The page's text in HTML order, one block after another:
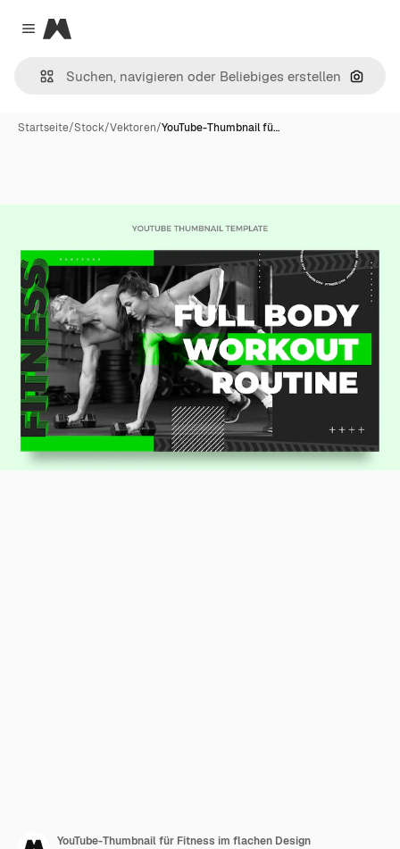
Close menu
Magnific
Nach
Startseite/Stock/Vektoren/YouTube-Thumbnail fü…
YouTube-Thumbnail für Fitness im flachen Design